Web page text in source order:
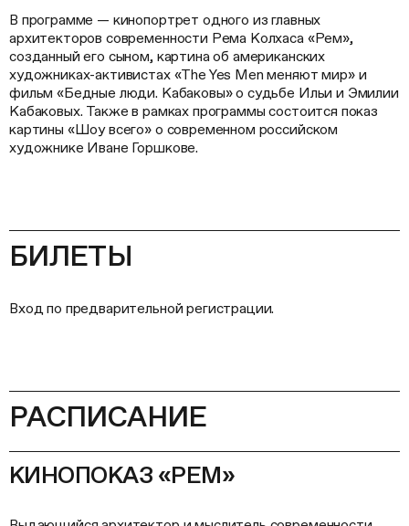
В программе — кинопортрет одного из главных
архитекторов современности Рема Колхаса «Рем»,
созданный его сыном, картина об американских
художниках-активистах «The Yes Men меняют мир» и
фильм «Бедные люди. Кабаковы» о судьбе Ильи и Эмилии
Кабаковых. Также в рамках программы состоится показ
картины «Шоу всего» о современном российском
художнике Иване Горшкове.
БИЛЕТЫ
Вход по предварительной регистрации.
РАСПИСАНИЕ
КИНОПОКАЗ «РЕМ»